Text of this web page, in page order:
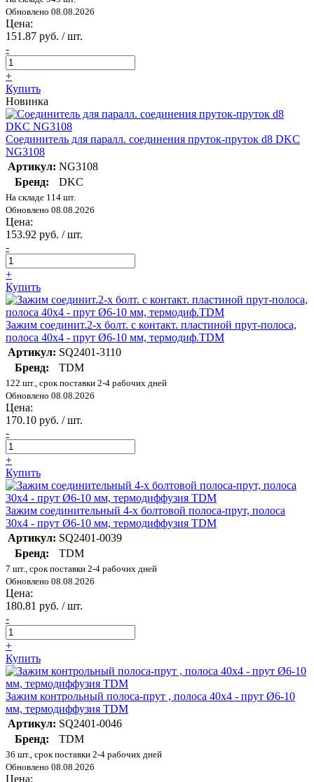
Обновлено 08.08.2026
Цена:
151.87 руб. / шт.
-
+
Купить
Новинка
Соединитель для паралл. соединения пруток-пруток d8 DKC
NG3108
Артикул: NG3108
Бренд:
DKC
На складе 114 шт.
Обновлено 08.08.2026
Цена:
153.92 руб. / шт.
-
+
Купить
Зажим соединит.2-х болт. с контакт. пластиной прут-полоса,
полоса 40х4 - прут Ø6-10 мм, термодиф.TDM
Артикул: SQ2401-3110
Бренд:
TDM
122 шт., срок поставки 2-4 рабочих дней
Обновлено 08.08.2026
Цена:
170.10 руб. / шт.
-
+
Купить
Зажим соединительный 4-х болтовой полоса-прут, полоса
30х4 - прут Ø6-10 мм, термодиффузия TDM
Артикул: SQ2401-0039
Бренд:
TDM
7 шт., срок поставки 2-4 рабочих дней
Обновлено 08.08.2026
Цена:
180.81 руб. / шт.
-
+
Купить
Зажим контрольный полоса-прут , полоса 40х4 - прут Ø6-10
мм, термодиффузия TDM
Артикул: SQ2401-0046
Бренд:
TDM
36 шт., срок поставки 2-4 рабочих дней
Обновлено 08.08.2026
Цена: